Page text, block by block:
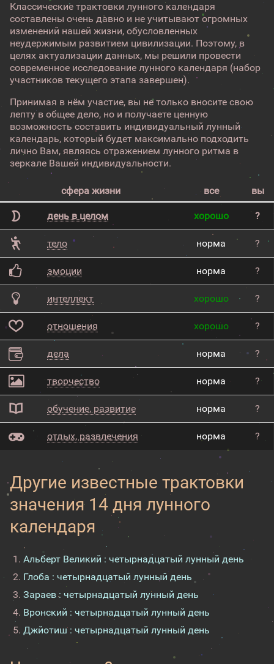
Классические трактовки лунного календаря
составлены очень давно и не учитывают огромных
изменений нашей жизни, обусловленных
неудержимым развитием цивилизации. Поэтому, в
целях актуализации данных, мы решили провести
современное исследование лунного календаря (набор
участников текущего этапа завершен).
Принимая в нём участие, вы не только вносите свою
лепту в общее дело, но и получаете ценную
возможность составить индивидуальный лунный
календарь, который будет максимально подходить
лично Вам, являясь отражением лунного ритма в
зеркале Вашей индивидуальности.
сфера жизни все вы
день в целом хорошо ?
тело норма ?
эмоции норма ?
интеллект хорошо ?
отношения хорошо ?
дела норма ?
творчество норма ?
обучение, развитие норма ?
отдых, развлечения норма ?
Другие известные трактовки
значения 14 дня лунного
календаря
Альберт Великий : четырнадцатый лунный день
Глоба : четырнадцатый лунный день
Зараев : четырнадцатый лунный день
Вронский : четырнадцатый лунный день
Джйотиш : четырнадцатый лунный день